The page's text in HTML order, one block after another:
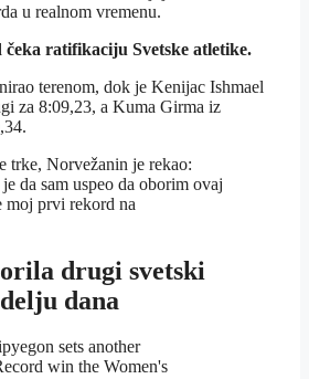
u realnom vremenu.
ratifikaciju Svetske atletike.
terenom, dok je Kenijac Ishmael
za 8:09,23, a Kuma Girma iz
trke, Norvežanin je rekao:
da sam uspeo da oborim ovaj
moj prvi rekord na
drugi svetski
dana
sets another
win the Women's